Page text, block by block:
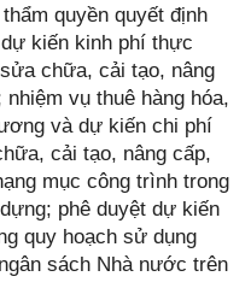
quyền quyết định
kiến kinh phí thực
chữa, cải tạo, nâng
vụ thuê hàng hóa,
và dự kiến chi phí
cải tạo, nâng cấp,
mục công trình trong
phê duyệt dự kiến
quy hoạch sử dụng
sách Nhà nước trên